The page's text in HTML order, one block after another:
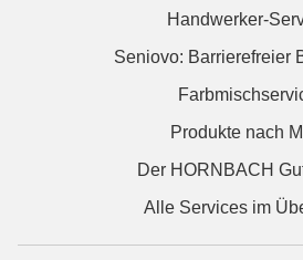
Handwerker-
Seniovo: Barrierefreier
Produkte nach
Der HORNBACH
Alle Services im